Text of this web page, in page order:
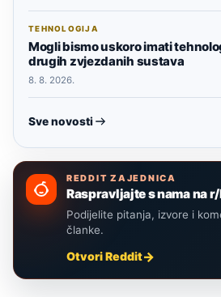
TEHNOLOGIJA
Mogli bismo uskoro imati
drugih zvjezdanih sustava
8. 8. 2026.
Sve novosti
REDDIT ZAJEDNICA
Raspravljajte s nama na
Podijelite pitanja, izvore i
članke.
Otvori Reddit